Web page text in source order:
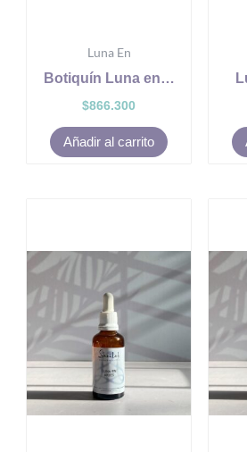
Luna En
Botiquín Luna en…
$866.300
Añadir al carrito